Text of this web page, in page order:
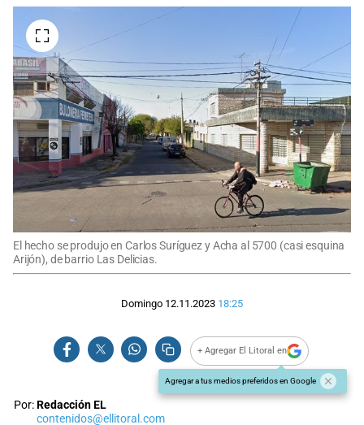
El hecho se produjo en Carlos Suríguez y Acha al 5700 (casi esquina
Arijón), de barrio Las Delicias.
Domingo 12.11.2023 18:25
+ Agregar El Litoral en
Agregar a tus medios preferidos en Google
Por:Redacción EL
contenidos@ellitoral.com